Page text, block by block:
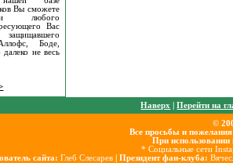
Вы сможете
любого
Вас
защищавшего
Боде,
не весь
Наверх |Перейти на
©
Все просьбы и
При использовании
* Социальные сети
сайта: Глеб Слесарев | Президент фан-клуба: